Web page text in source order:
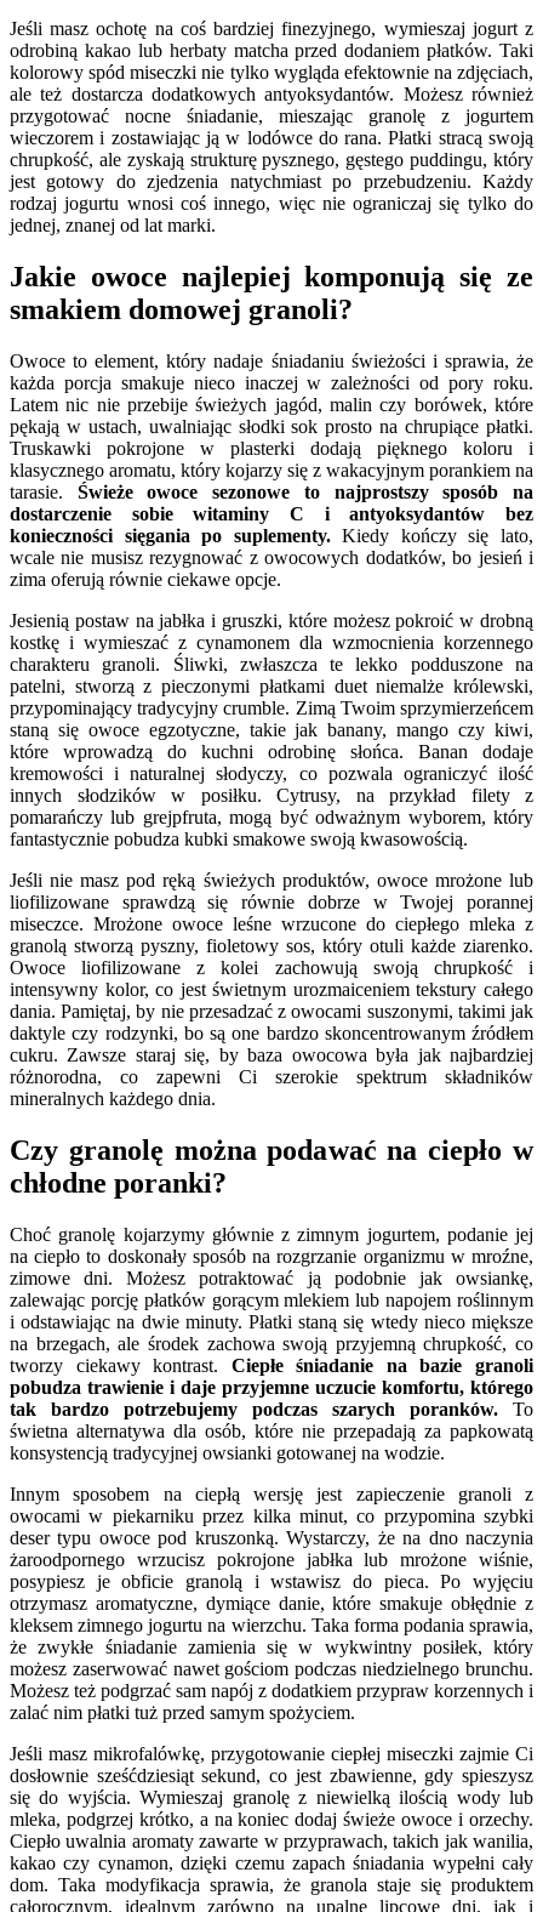
Jeśli masz ochotę na coś bardziej finezyjnego, wymieszaj jogurt z
odrobiną kakao lub herbaty matcha przed dodaniem płatków. Taki
kolorowy spód miseczki nie tylko wygląda efektownie na zdjęciach,
ale też dostarcza dodatkowych antyoksydantów. Możesz również
przygotować nocne śniadanie, mieszając granolę z jogurtem
wieczorem i zostawiając ją w lodówce do rana. Płatki stracą swoją
chrupkość, ale zyskają strukturę pysznego, gęstego puddingu, który
jest gotowy do zjedzenia natychmiast po przebudzeniu. Każdy
rodzaj jogurtu wnosi coś innego, więc nie ograniczaj się tylko do
jednej, znanej od lat marki.
Jakie owoce najlepiej komponują się ze
smakiem domowej granoli?
Owoce to element, który nadaje śniadaniu świeżości i sprawia, że
każda porcja smakuje nieco inaczej w zależności od pory roku.
Latem nic nie przebije świeżych jagód, malin czy borówek, które
pękają w ustach, uwalniając słodki sok prosto na chrupiące płatki.
Truskawki pokrojone w plasterki dodają pięknego koloru i
klasycznego aromatu, który kojarzy się z wakacyjnym porankiem na
tarasie. Świeże owoce sezonowe to najprostszy sposób na
dostarczenie sobie witaminy C i antyoksydantów bez
konieczności sięgania po suplementy.Kiedy kończy się lato,
wcale nie musisz rezygnować z owocowych dodatków, bo jesień i
zima oferują równie ciekawe opcje.
Jesienią postaw na jabłka i gruszki, które możesz pokroić w drobną
kostkę i wymieszać z cynamonem dla wzmocnienia korzennego
charakteru granoli. Śliwki, zwłaszcza te lekko podduszone na
patelni, stworzą z pieczonymi płatkami duet niemalże królewski,
przypominający tradycyjny crumble. Zimą Twoim sprzymierzeńcem
staną się owoce egzotyczne, takie jak banany, mango czy kiwi,
które wprowadzą do kuchni odrobinę słońca. Banan dodaje
kremowości i naturalnej słodyczy, co pozwala ograniczyć ilość
innych słodzików w posiłku. Cytrusy, na przykład filety z
pomarańczy lub grejpfruta, mogą być odważnym wyborem, który
fantastycznie pobudza kubki smakowe swoją kwasowością.
Jeśli nie masz pod ręką świeżych produktów, owoce mrożone lub
liofilizowane sprawdzą się równie dobrze w Twojej porannej
miseczce. Mrożone owoce leśne wrzucone do ciepłego mleka z
granolą stworzą pyszny, fioletowy sos, który otuli każde ziarenko.
Owoce liofilizowane z kolei zachowują swoją chrupkość i
intensywny kolor, co jest świetnym urozmaiceniem tekstury całego
dania. Pamiętaj, by nie przesadzać z owocami suszonymi, takimi jak
daktyle czy rodzynki, bo są one bardzo skoncentrowanym źródłem
cukru. Zawsze staraj się, by baza owocowa była jak najbardziej
różnorodna, co zapewni Ci szerokie spektrum składników
mineralnych każdego dnia.
Czy granolę można podawać na ciepło w
chłodne poranki?
Choć granolę kojarzymy głównie z zimnym jogurtem, podanie jej
na ciepło to doskonały sposób na rozgrzanie organizmu w mroźne,
zimowe dni. Możesz potraktować ją podobnie jak owsiankę,
zalewając porcję płatków gorącym mlekiem lub napojem roślinnym
i odstawiając na dwie minuty. Płatki staną się wtedy nieco miększe
na brzegach, ale środek zachowa swoją przyjemną chrupkość, co
tworzy ciekawy kontrast. Ciepłe śniadanie na bazie granoli
pobudza trawienie i daje przyjemne uczucie komfortu, którego
tak bardzo potrzebujemy podczas szarych poranków. To
świetna alternatywa dla osób, które nie przepadają za papkowatą
konsystencją tradycyjnej owsianki gotowanej na wodzie.
Innym sposobem na ciepłą wersję jest zapieczenie granoli z
owocami w piekarniku przez kilka minut, co przypomina szybki
deser typu owoce pod kruszonką. Wystarczy, że na dno naczynia
żaroodpornego wrzucisz pokrojone jabłka lub mrożone wiśnie,
posypiesz je obficie granolą i wstawisz do pieca. Po wyjęciu
otrzymasz aromatyczne, dymiące danie, które smakuje obłędnie z
kleksem zimnego jogurtu na wierzchu. Taka forma podania sprawia,
że zwykłe śniadanie zamienia się w wykwintny posiłek, który
możesz zaserwować nawet gościom podczas niedzielnego brunchu.
Możesz też podgrzać sam napój z dodatkiem przypraw korzennych i
zalać nim płatki tuż przed samym spożyciem.
Jeśli masz mikrofalówkę, przygotowanie ciepłej miseczki zajmie Ci
dosłownie sześćdziesiąt sekund, co jest zbawienne, gdy spieszysz
się do wyjścia. Wymieszaj granolę z niewielką ilością wody lub
mleka, podgrzej krótko, a na koniec dodaj świeże owoce i orzechy.
Ciepło uwalnia aromaty zawarte w przyprawach, takich jak wanilia,
kakao czy cynamon, dzięki czemu zapach śniadania wypełni cały
dom. Taka modyfikacja sprawia, że granola staje się produktem
całorocznym, idealnym zarówno na upalne lipcowe dni, jak i